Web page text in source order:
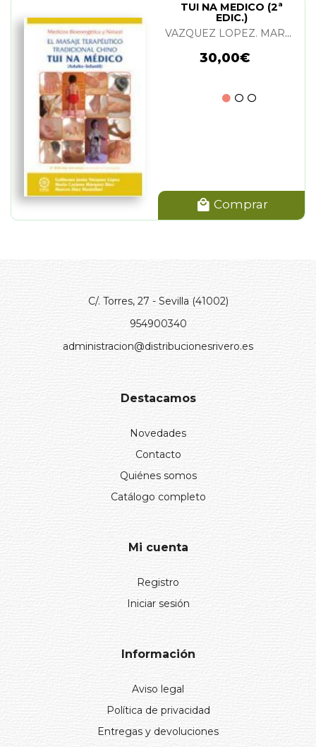
TUI NA MEDICO (2ª
EDIC.)
VAZQUEZ LOPEZ. MARQUEZ DIAZ. DIAZ MASTELLARI
30,00€
Comprar
C/. Torres, 27 - Sevilla (41002)
954900340
administracion@distribucionesrivero.es
Destacamos
Novedades
Contacto
Quiénes somos
Catálogo completo
Mi cuenta
Registro
Iniciar sesión
Información
Aviso legal
Política de privacidad
Entregas y devoluciones